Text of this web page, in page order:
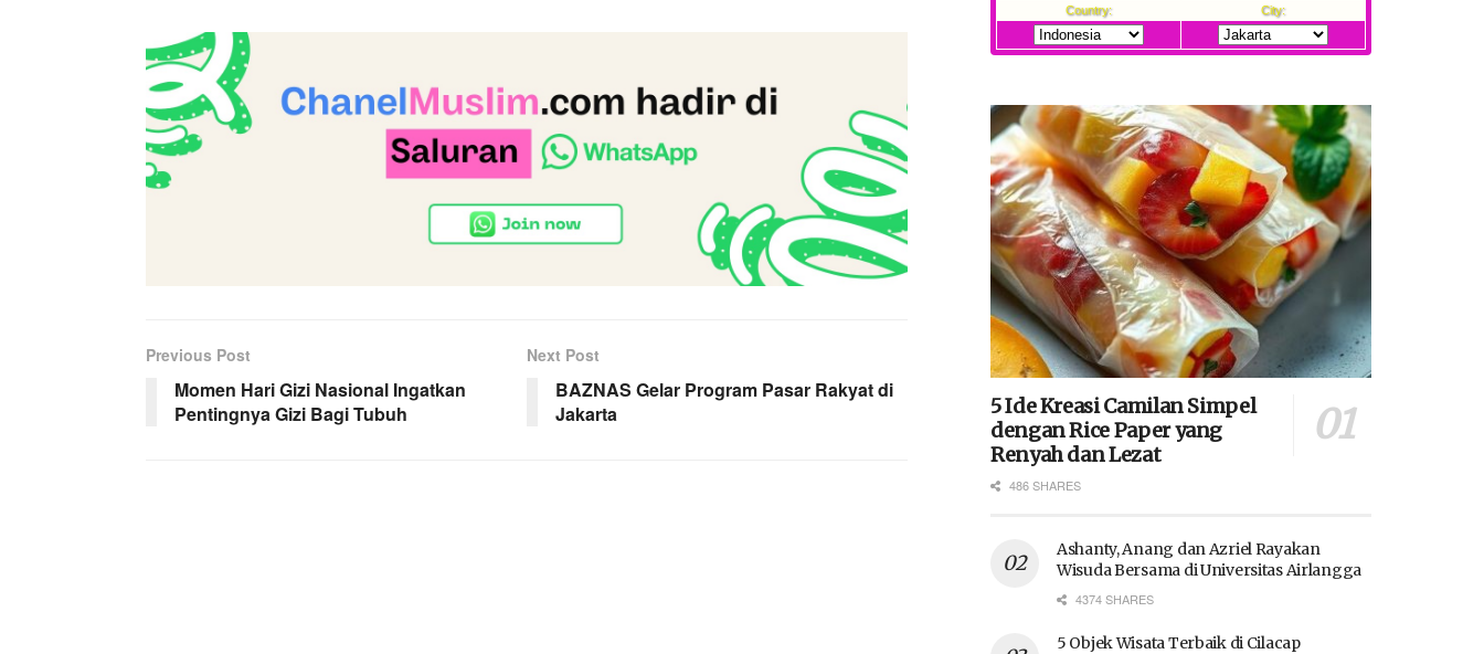
Previous Post
Momen Hari Gizi Nasional Ingatkan
Pentingnya Gizi Bagi Tubuh
Next Post
BAZNAS Gelar Program Pasar Rakyat di
Jakarta
5 Ide Kreasi Camilan Simpel
dengan Rice Paper yang
Renyah dan Lezat
486 SHARES
Ashanty, Anang dan Azriel Rayakan
Wisuda Bersama di Universitas Airlangga
4374 SHARES
5 Objek Wisata Terbaik di Cilacap